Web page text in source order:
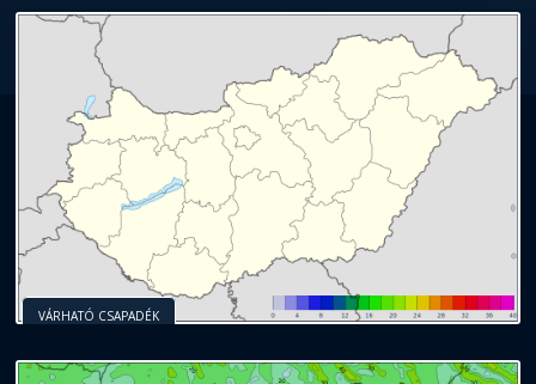
VÁRHATÓ CSAPADÉK